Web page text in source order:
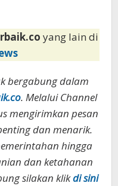
yang lain di
bergabung dalam
. Melalui Channel
mengirimkan pesan
dan menarik.
hingga
dan ketahanan
silakan klikdi sini